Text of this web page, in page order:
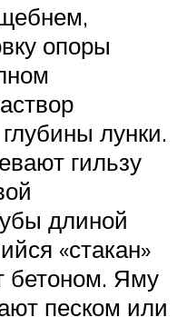
опоры
лунки.
гильзу
длиной
«стакан»
бетоном. Яму
песком или